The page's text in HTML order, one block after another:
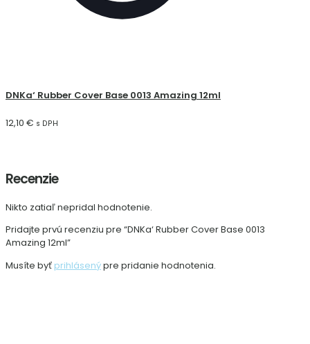
DNKa‘ Rubber Cover Base 0013 Amazing 12ml
12,10 € s DPH
Recenzie
Nikto zatiaľ nepridal hodnotenie.
Pridajte prvú recenziu pre “DNKa‘ Rubber Cover Base 0013
Amazing 12ml”
Musíte byť prihlásenýpre pridanie hodnotenia.